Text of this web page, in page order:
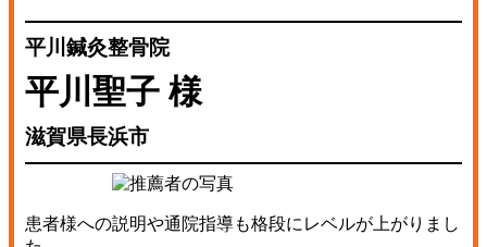
平川鍼灸整骨院
平川聖子 様
滋賀県長浜市
患者様への説明や通院指導も格段にレベルが上がりまし